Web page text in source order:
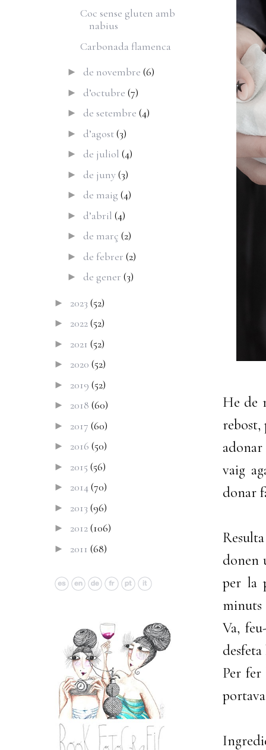
He de
rebost,
vaig
donar
donen
per la
minuts
Va,
Per
Coc sense gluten amb
nabius
Carbonada flamenca
► de novembre (6)
► d’octubre (7)
► de setembre (4)
► d’agost(3)
► de juliol (4)
► de juny(3)
► de maig (4)
► d’abril (4)
► de març (2)
► de febrer (2)
► de gener (3)
► 2023 (52)
► 2022(52)
► 2021 (52)
► 2020 (52)
► 2019 (52)
► 2018 (60)
► 2017 (60)
► 2016 (50)
► 2015 (56)
► 2014(70)
► 2013 (96)
► 2012(106)
► 2011 (68)